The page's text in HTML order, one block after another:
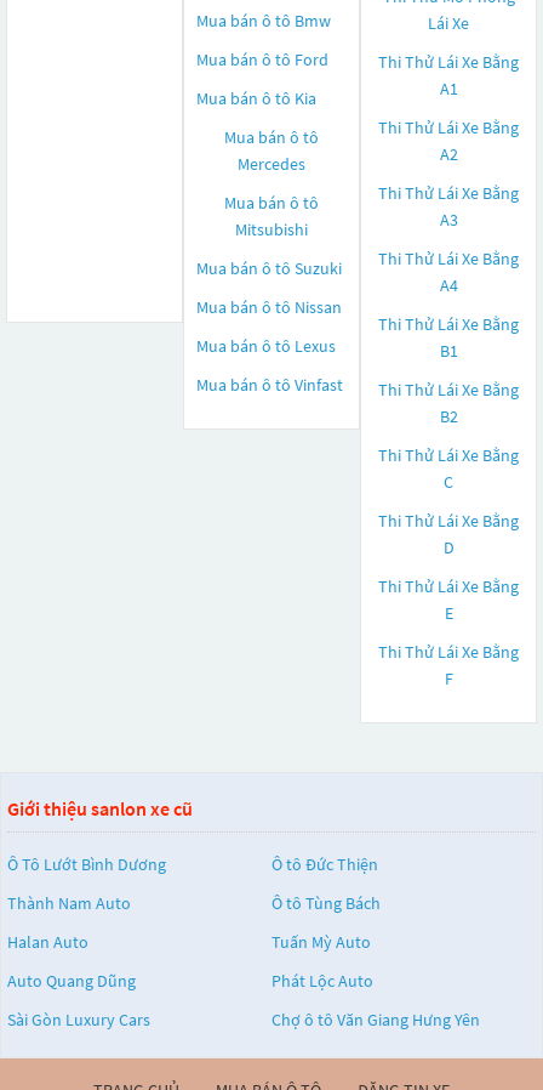
Mua bán ô tô Bmw
Mua bán ô tô Ford
Mua bán ô tô Kia
Mua bán ô tô
Mercedes
Mua bán ô tô
Mitsubishi
Mua bán ô tô Suzuki
Mua bán ô tô Nissan
Mua bán ô tô Lexus
Mua bán ô tô Vinfast
Lái Xe
Thi Thử Lái Xe Bằng
A1
Thi Thử Lái Xe Bằng
A2
Thi Thử Lái Xe Bằng
A3
Thi Thử Lái Xe Bằng
A4
Thi Thử Lái Xe Bằng
B1
Thi Thử Lái Xe Bằng
B2
Thi Thử Lái Xe Bằng
C
Thi Thử Lái Xe Bằng
D
Thi Thử Lái Xe Bằng
E
Thi Thử Lái Xe Bằng
F
Giới thiệu sanlon xe cũ
Ô Tô Lướt Bình Dương
Ô tô Đức Thiện
Thành Nam Auto
Ô tô Tùng Bách
Halan Auto
Tuấn Mỳ Auto
Auto Quang Dũng
Phát Lộc Auto
Sài Gòn Luxury Cars
Chợ ô tô Văn Giang Hưng Yên